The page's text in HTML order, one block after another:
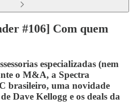
#106] Com quem
especializadas (nem
o M&A, a Spectra
brasileiro, uma novidade
Dave Kellogg e os deals da